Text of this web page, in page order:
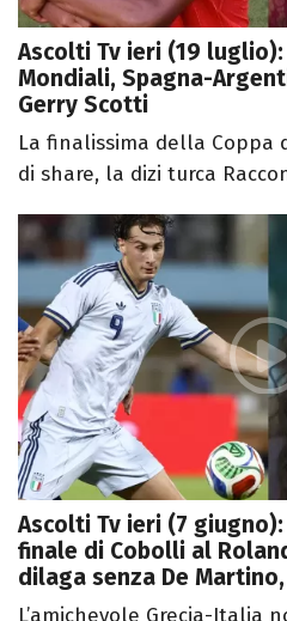
Ascolti Tv ieri (19
Mondiali, Spagna-
Gerry Scotti
La finalissima della Coppa
di share, la dizi turca
Ascolti Tv ieri (7
finale di Cobolli al
dilaga senza De
L’amichevole Grecia-Italia